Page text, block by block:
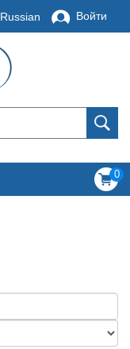
Russian Войти
0